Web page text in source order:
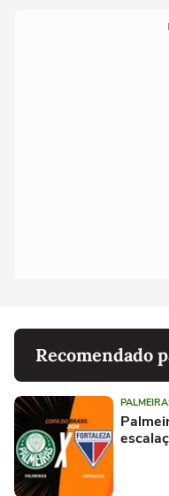
Recomendado